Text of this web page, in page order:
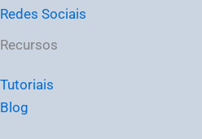
Redes Sociais
Recursos
Tutoriais
Blog